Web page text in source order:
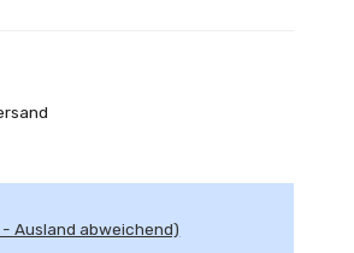
- Ausland abweichend)